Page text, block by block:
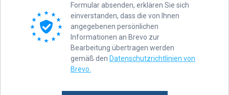
Formular absenden, erklären Sie sich
einverstanden, dass die von Ihnen
angegebenen persönlichen
Informationen an Brevo zur
Bearbeitung übertragen werden
gemäß den Datenschutzrichtlinien von
Brevo.